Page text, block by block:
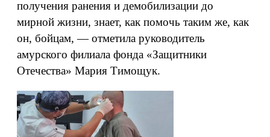
получения ранения и демобилизации до
мирной жизни, знает, как помочь таким же, как
он, бойцам, — отметила руководитель
амурского филиала фонда «Защитники
Отечества» Мария Тимощук.